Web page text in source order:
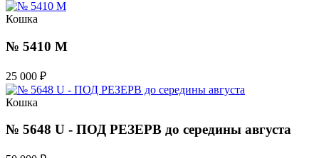
Кошка
№ 5410 M
25 000 ₽
Кошка
№ 5648 U - ПОД РЕЗЕРВ до середины августа